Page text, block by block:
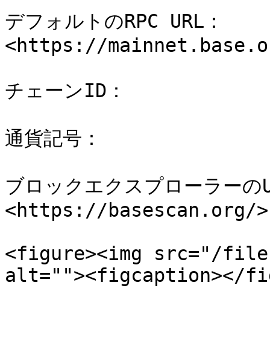
デフォルトのRPC
<https://
チェーンID：　　　　　　
通貨記号：　　　　　　　　
ブロックエクスプローラー
<https://basescan.org/>
<figure><img src="/files/